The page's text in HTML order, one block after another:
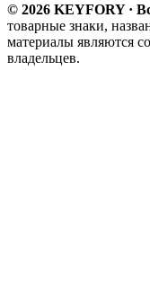
© 2026 KEYFORY ·
товарные знаки,
материалы являются
владельцев.